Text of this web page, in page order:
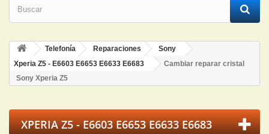
Telefonía Reparaciones
Sony
Xperia Z5 - E6603 E6653 E6633 E6683
Cambiar reparar cristal
Sony Xperia Z5
XPERIA Z5 - E6603 E6653 E6633 E6683